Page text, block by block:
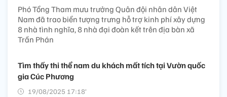
Phó Tổng Tham mưu trưởng Quân đội nhân dân Việt
Nam đã trao biển tượng trưng hỗ trợ kinh phí xây dựng
8 nhà tình nghĩa, 8 nhà đại đoàn kết trên địa bàn xã
Trần Phán
Tìm thấy thi thể nam du khách mất tích tại Vườn quốc
gia Cúc Phương
19/08/2025 17:18’